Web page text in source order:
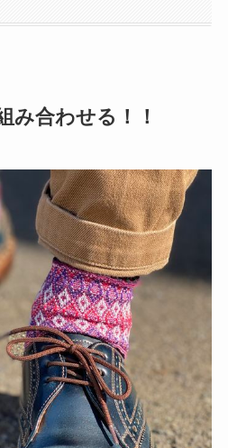
み合わせる！！